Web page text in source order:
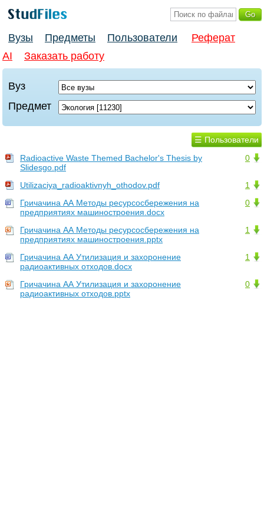
Вузы Предметы Пользователи
Реферат
AI
Заказать работу
Вуз
Предмет
☰ Пользователи
0
Radioactive Waste Themed Bachelor's Thesis by
Slidesgo.pdf
1
Utilizaciya_radioaktivnyh_othodov.pdf
0
Гричачина АА Методы ресурсосбережения на
предприятиях машиностроения.docx
1
Гричачина АА Методы ресурсосбережения на
предприятиях машиностроения.pptx
1
Гричачина АА Утилизация и захоронение
радиоактивных отходов.docx
0
Гричачина АА Утилизация и захоронение
радиоактивных отходов.pptx